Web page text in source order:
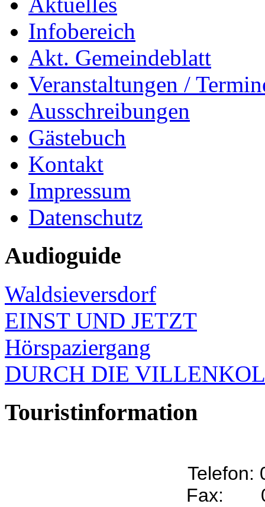
Infobereich
Akt. Gemeindeblatt
Veranstaltungen /
Ausschreibungen
Gästebuch
Kontakt
Impressum
Datenschutz
Audioguide
Waldsieversdorf
EINST UND JETZT
Hörspaziergang
DURCH DIE
Touristinformation
Telefon:
Fax: